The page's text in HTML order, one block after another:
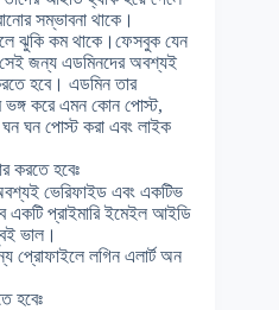
সম্ভাবনা থাকে।
ঝুকি কম থাকে।ফেসবুক যেন
জন্য এডমিনদের অবশ্যই
হবে। এডমিন তার
ভঙ্গ করে এমন কোন পোস্ট,
ঘন ঘন পোস্ট করা এবং লাইক
করতে হবেঃ
ভেরিফাইড এবং একটিভ
একটি প্রাইমারি ইমেইল আইডি
ভাল।
প্রোফাইলে লগিন এলার্ট অন
হবেঃ